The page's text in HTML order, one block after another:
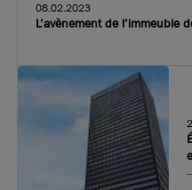
08.02.2023
L’avènement de l’immeuble